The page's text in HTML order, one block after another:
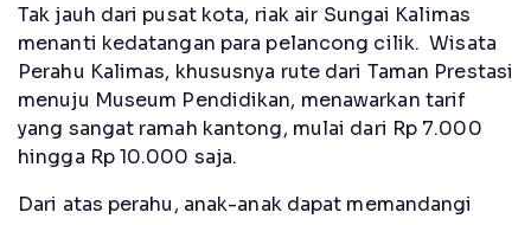
Tak jauh dari pusat kota, riak air Sungai Kalimas
menanti kedatangan para pelancong cilik. Wisata
Perahu Kalimas, khususnya rute dari Taman Prestasi
menuju Museum Pendidikan, menawarkan tarif
yang sangat ramah kantong, mulai dari Rp 7.000
hingga Rp 10.000 saja.
Dari atas perahu, anak-anak dapat memandangi